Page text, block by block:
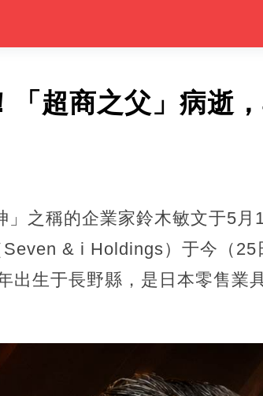
超商之父」病逝
之稱的企業家鈴木敏文于5月
& i Holdings）于今（25
出生于長野縣，是日本零售業